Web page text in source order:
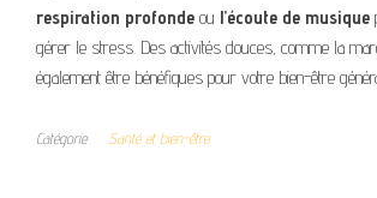
respiration profonde ou l’écoute de musique
gérer le stress. Des activités douces, comme la
également être bénéfiques pour votre bien-être
Catégorie Santé et bien-être